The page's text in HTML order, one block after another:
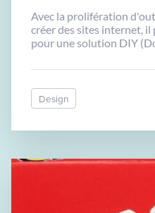
Avec la prolifération
créer des sites internet,
pour une solution DIY
nôtre présente de
Design